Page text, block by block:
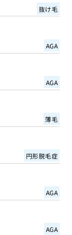
抜け毛
AGA
AGA
薄毛
円形脱毛症
AGA
AGA